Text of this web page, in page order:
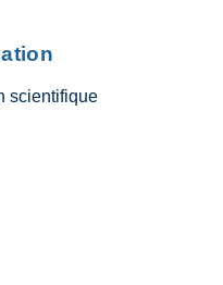
scientifique